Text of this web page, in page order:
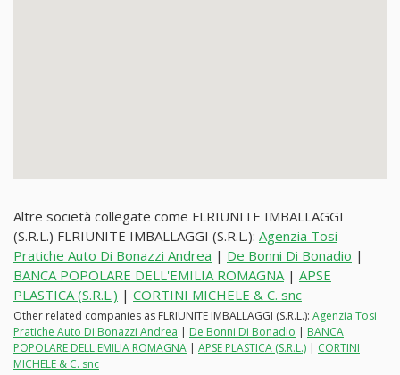
Altre società collegate come FLRIUNITE IMBALLAGGI
(S.R.L.) FLRIUNITE IMBALLAGGI (S.R.L.): Agenzia Tosi
Pratiche Auto Di Bonazzi Andrea | De Bonni Di Bonadio |
BANCA POPOLARE DELL'EMILIA ROMAGNA | APSE
PLASTICA (S.R.L.) | CORTINI MICHELE & C. snc
Other related companies as FLRIUNITE IMBALLAGGI (S.R.L.): Agenzia Tosi
Pratiche Auto Di Bonazzi Andrea | De Bonni Di Bonadio | BANCA
POPOLARE DELL'EMILIA ROMAGNA | APSE PLASTICA (S.R.L.) | CORTINI
MICHELE & C. snc